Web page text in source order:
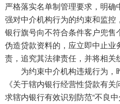
严格落实名单制管理要求，明
强对中介机构行为的约束和监
银行旗号向不符合条件客户兜售
伪造贷款资料的，应立即中止业
责，追究其法律责任，并将相关
为约束中介机构违规行为
《关于辖内银行经营性贷款有
求辖内银行有效识别防范“不良